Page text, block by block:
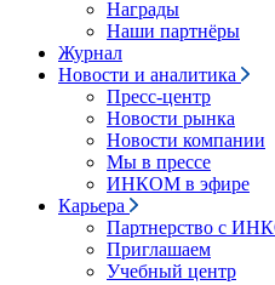
Награды
Наши партнёры
Журнал
Новости и аналитика
Пресс-центр
Новости рынка
Новости компании
Мы в прессе
ИНКОМ в эфире
Карьера
Партнерство с
Приглашаем
Учебный центр